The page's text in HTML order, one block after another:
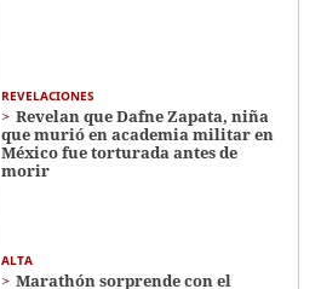
REVELACIONES
Revelan que Dafne Zapata, niña
que murió en academia militar en
México fue torturada antes de
morir
ALTA
Marathón sorprende con el